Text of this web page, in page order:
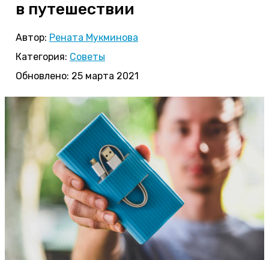
в путешествии
Автор: Рената Мукминова
Категория: Советы
Обновлено: 25 марта 2021